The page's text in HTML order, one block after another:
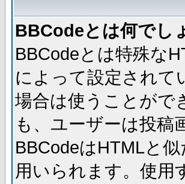
BBCodeとは何でし
BBCodeとは特殊な
によって設定されて
場合は使うことがで
も、ユーザーは投稿
BBCodeはHTMLと
用いられます。使用